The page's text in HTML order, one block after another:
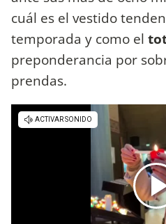
cuál es el vestido
temporada y como el
preponderancia por
prendas.